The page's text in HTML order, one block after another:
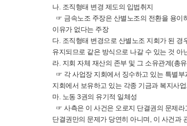
나. 조직형태 변경 제도의 입법취지
☞ 금속노조 주장은 산별노조의 전환을 용이
이유가 없다는 주장
다. 조직형태 변경으로 산별노조 지회가 된
유지되므로 같은 방식으로 나갈 수 있는 것 아
라. 지회 자체 재산의 존부 및 그 소유관계(총
☞ 각 사업장 지회에서 징수하고 있는 특별
지회에서 보유하고 있는 각종 기금과 복지사
마. 노동 3권의 유기적 일체성
☞ 사측은 이 사건은 오로지 단결권의 문제
단결권만의 문제가 당연히 아니며, 이 사건과